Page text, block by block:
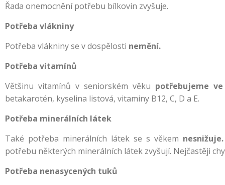
Řada onemocnění potřebu bílkovin zvyšuje.
Potřeba vlákniny
Potřeba vlákniny se v dospělosti nemění.
Potřeba vitamínů
Většinu vitamínů v seniorském věku potřebujeme
betakarotén, kyselina listová, vitaminy B12, C, D a E.
Potřeba minerálních látek
Také potřeba minerálních látek se s věkem nesnižuje.
potřebu některých minerálních látek zvyšují. Nejčastěji
Potřeba nenasycených tuků